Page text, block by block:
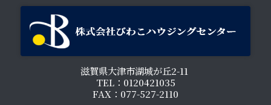
滋賀県大津市湖城が丘2-11
TEL：0120421035
FAX：077-527-2110